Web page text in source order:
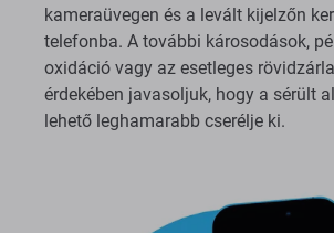
kameraüvegen és a levált kijelzőn
telefonba. A további károsodások,
oxidáció vagy az esetleges
érdekében javasoljuk, hogy a sérült
lehető leghamarabb cserélje ki.